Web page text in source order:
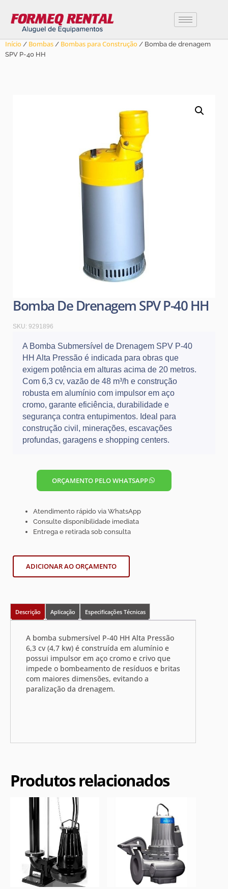
Início / Bombas / Bombas para Construção / Bomba de drenagem
SPV P-40 HH
Bomba De Drenagem SPV P-40 HH
SKU: 9291896
A Bomba Submersível de Drenagem SPV P-40
HH Alta Pressão é indicada para obras que
exigem potência em alturas acima de 20 metros.
Com 6,3 cv, vazão de 48 m³/h e construção
robusta em alumínio com impulsor em aço
cromo, garante eficiência, durabilidade e
segurança contra entupimentos. Ideal para
construção civil, minerações, escavações
profundas, garagens e shopping centers.
ORÇAMENTO PELO WHATSAPP
Atendimento rápido via WhatsApp
Consulte disponibilidade imediata
Entrega e retirada sob consulta
ADICIONAR AO ORÇAMENTO
Descrição Aplicação Especificações Técnicas
A bomba submersível P-40 HH Alta Pressão
6,3 cv (4,7 kw) é construída em alumínio e
possui impulsor em aço cromo e crivo que
impede o bombeamento de resíduos e britas
com maiores dimensões, evitando a
paralização da drenagem.
Produtos relacionados